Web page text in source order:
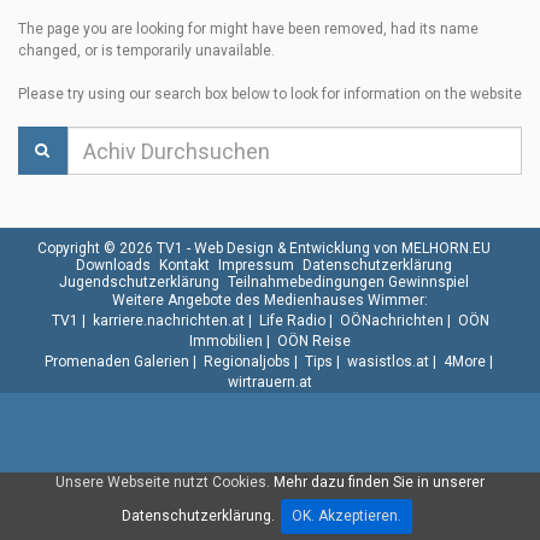
The page you are looking for might have been removed, had its name
changed, or is temporarily unavailable.
Please try using our search box below to look for information on the website
Unsere Webseite nutzt Cookies. Mehr dazu finden Sie in unserer
Datenschutzerklärung.
OK. Akzeptieren.
Copyright © 2026 TV1 - Web Design & Entwicklung von MELHORN.EU
Downloads
Kontakt Impressum
Datenschutzerklärung
Jugendschutzerklärung Teilnahmebedingungen Gewinnspiel
Weitere Angebote des Medienhauses Wimmer:
TV1
karriere.nachrichten.at| Life Radio| OÖNachrichten
OÖN
Immobilien
OÖN Reise
Promenaden Galerien
Regionaljobs Tips wasistlos.at| 4More|
wirtrauern.at